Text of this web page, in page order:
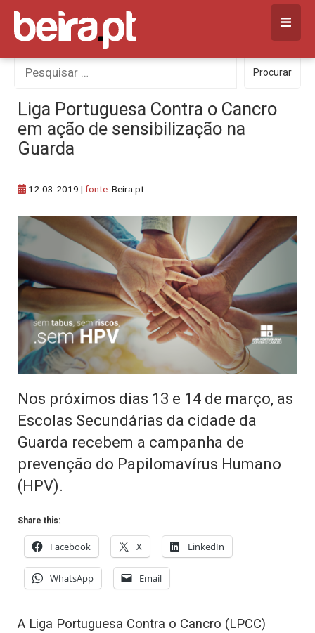
Skip
content
Procurar
por:
Procurar
Liga Portuguesa Contra o Cancro
em ação de sensibilização na
Guarda
12-03-2019 | fonte: Beira.pt
Nos próximos dias 13 e 14 de março, as
Escolas Secundárias da cidade da
Guarda recebem a campanha de
prevenção do Papilomavírus Humano
(HPV).
Share this:
Facebook X LinkedIn
WhatsApp Email
A Liga Portuguesa Contra o Cancro (LPCC)